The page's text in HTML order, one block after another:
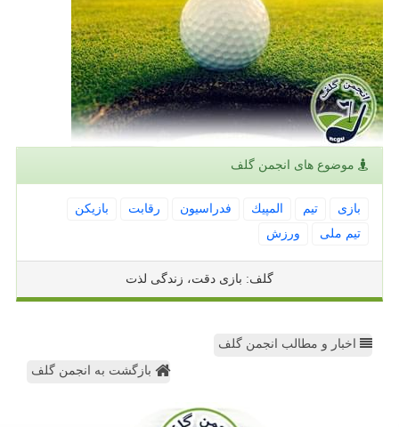
موضوع های انجمن گلف
بازی تیم المپیك فدراسیون رقابت
بازیكن
تیم ملی
ورزش
گلف: بازی دقت، زندگی لذت
اخبار و مطالب انجمن گلف
بازگشت به انجمن گلف